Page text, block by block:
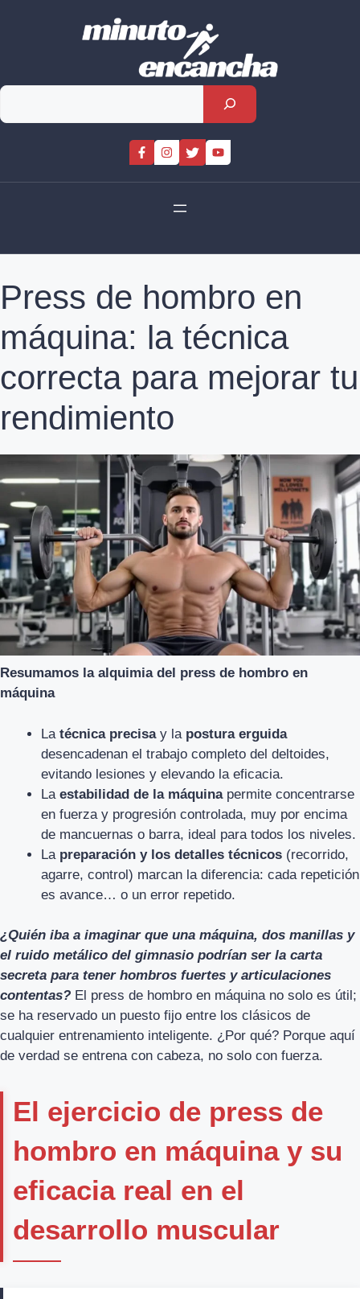
Rechercher
Press de hombro en
máquina: la técnica
correcta para mejorar tu
rendimiento
Resumamos la alquimia del press de hombro en
máquina
La técnica precisay la postura erguida
desencadenan el trabajo completo del deltoides,
evitando lesiones y elevando la eficacia.
La estabilidad de la máquinapermite concentrarse
en fuerza y progresión controlada, muy por encima
de mancuernas o barra, ideal para todos los niveles.
La preparación y los detalles técnicos (recorrido,
agarre, control) marcan la diferencia: cada repetición
es avance… o un error repetido.
¿Quién iba a imaginar que una máquina, dos manillas y
el ruido metálico del gimnasio podrían ser la carta
secreta para tener hombros fuertes y articulaciones
contentas? El press de hombro en máquina no solo es útil;
se ha reservado un puesto fijo entre los clásicos de
cualquier entrenamiento inteligente. ¿Por qué? Porque aquí
de verdad se entrena con cabeza, no solo con fuerza.
El ejercicio de press de
hombro en máquina y su
eficacia real en el
desarrollo muscular